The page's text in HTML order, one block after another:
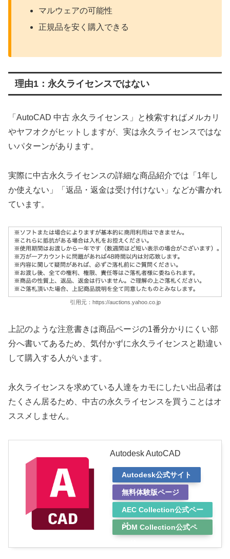
マルウェアの可能性
正規品を安く購入できる
理由1：永久ライセンスではない
「AutoCAD 中古 永久ライセンス」と検索すればメルカリ
やヤフオクがヒットしますが、実は永久ライセンスではな
いパターンがあります。
実際に中古永久ライセンスの詳細な商品紹介では「1年し
か使えない」「返品・返金は受け付けない」などが書かれ
ています。
引用元：https://auctions.yahoo.co.jp
上記のような注意書きは商品ページの1番分かりにくい部
分へ書いてあるため、気付かずに永久ライセンスと勘違い
して購入する人がいます。
永久ライセンスを求めている人達をカモにしたい出品者は
たくさん居るため、中古の永久ライセンスを買うことはオ
ススメしません。
Autodesk AutoCAD
Autodesk公式サイト
無料体験版ページ
AEC Collection公式ペー
ジ
PDM Collection公式ペ